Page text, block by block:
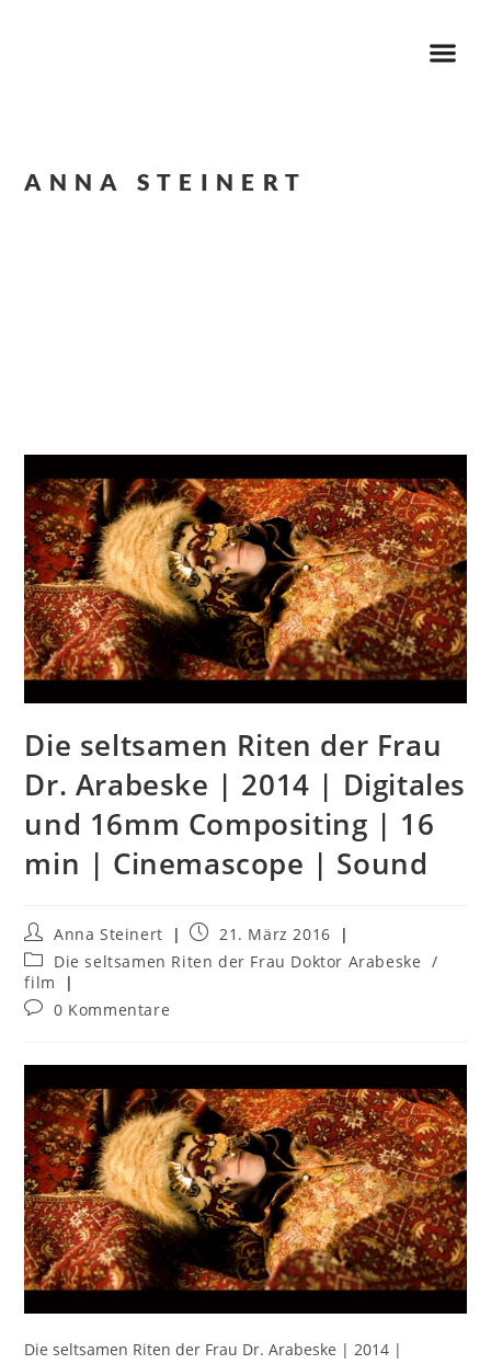
ANNA STEINERT
Die seltsamen Riten der Frau
Dr. Arabeske | 2014 | Digitales
und 16mm Compositing | 16
min | Cinemascope | Sound
Anna Steinert
21. März 2016
Die seltsamen Riten der Frau Doktor Arabeske /
film
0 Kommentare
Die seltsamen Riten der Frau Dr. Arabeske | 2014 |